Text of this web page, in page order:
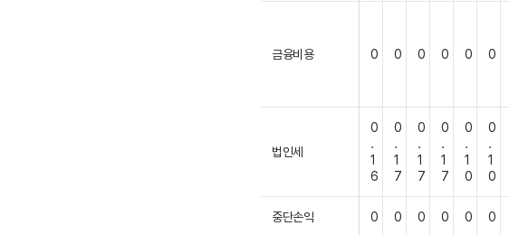
금융비용 0 0 0 0 0 0
법인세
0
.
1
6
0
.
1
7
0
.
1
7
0
.
1
7
0
.
1
0
0
.
1
0
중단손익 0 0 0 0 0 0